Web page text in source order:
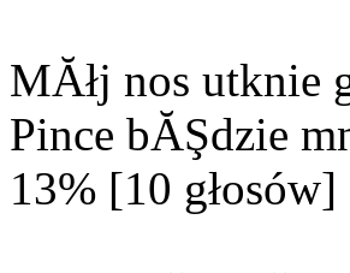
MĂłj nos utknie
Pince bĂŞdzie
13% [10 głosów]